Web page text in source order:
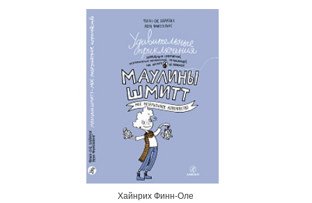
Хайнрих Финн-Оле